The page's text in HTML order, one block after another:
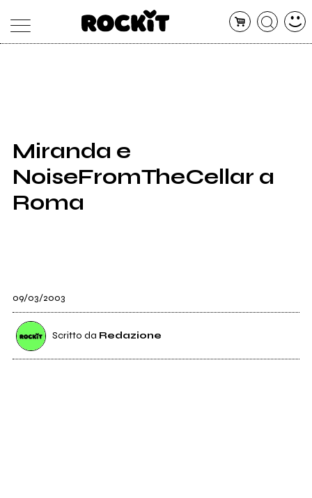
SHOP
RADIO
Miranda e
NoiseFromTheCellar a
Roma
09/03/2003
Scritto da Redazione